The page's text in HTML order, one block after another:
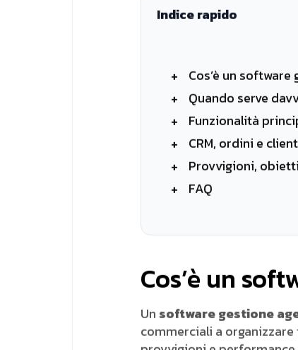
Indice rapido
Cos’è un
Quando serve
Funzionalità
CRM, ordini e
Provvigioni,
FAQ
Cos’è un
Un software gestione
commerciali a